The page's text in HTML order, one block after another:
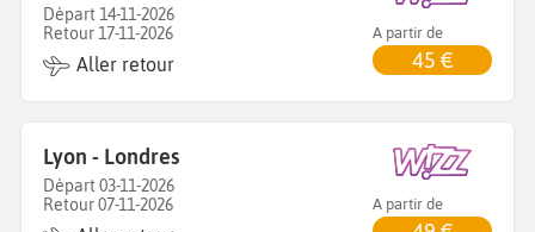
Départ 14-11-2026
Retour 17-11-2026
Aller retour
A partir de
45 €
Lyon - Londres
Départ 03-11-2026
Retour 07-11-2026
A partir de